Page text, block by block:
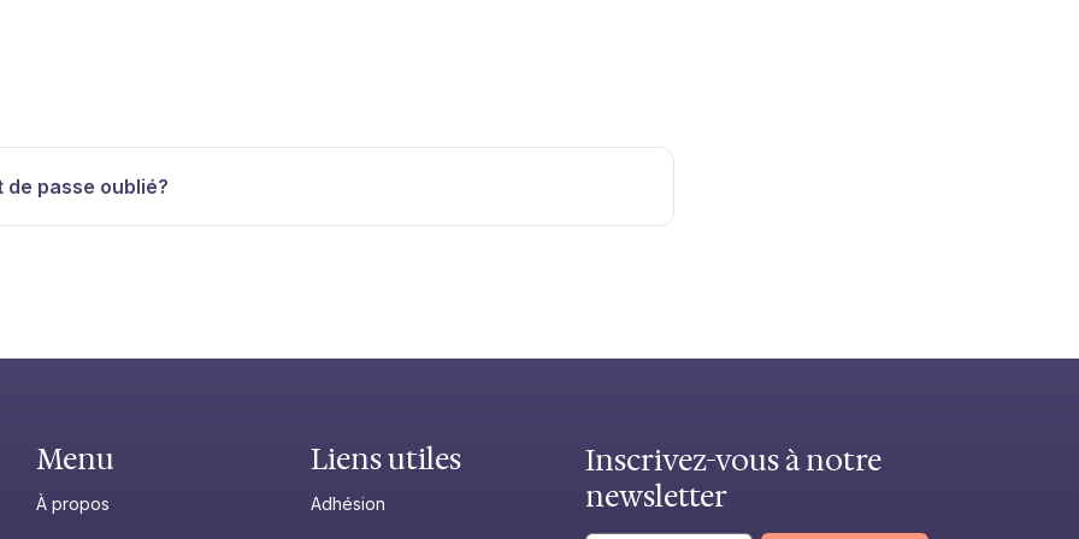
de passe oublié?
Menu
À propos
Liens utiles
Adhésion
Inscrivez-vous à notre
newsletter